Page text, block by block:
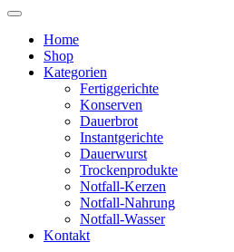
Home
Shop
Kategorien
Fertiggerichte
Konserven
Dauerbrot
Instantgerichte
Dauerwurst
Trockenprodukte
Notfall-Kerzen
Notfall-Nahrung
Notfall-Wasser
Kontakt